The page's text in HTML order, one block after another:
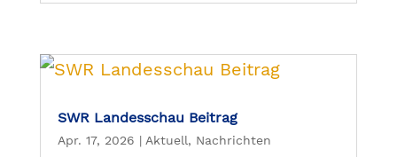
SWR Landesschau Beitrag
Apr. 17, 2026 | Aktuell, Nachrichten